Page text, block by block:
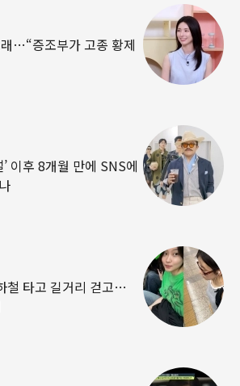
…“증조부가 고종 황제
이후 8개월 만에 SNS에
철 타고 길거리 걷고…